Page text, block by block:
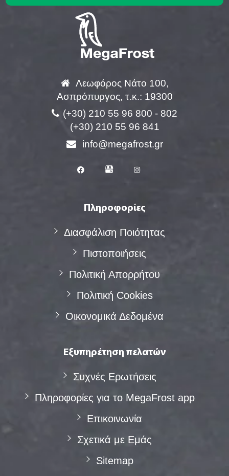
Λεωφόρος Νάτο 100,
Ασπρόπυργος, τ.κ.: 19300
(+30) 210 55 96 800 - 802
(+30) 210 55 96 841
info@megafrost.gr
Πληροφορίες
Διασφάλιση Ποιότητας
Πιστοποιήσεις
Πολιτική Απορρήτου
Πολιτική Cookies
Οικονομικά Δεδομένα
Εξυπηρέτηση πελατών
Συχνές Eρωτήσεις
Πληροφορίες για το MegaFrost app
Επικοινωνία
Σχετικά με Eμάς
Sitemap